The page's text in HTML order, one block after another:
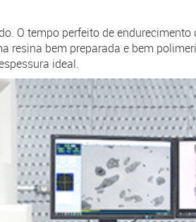
O tempo perfeito de endurecimento
resina bem preparada e bem
ideal.